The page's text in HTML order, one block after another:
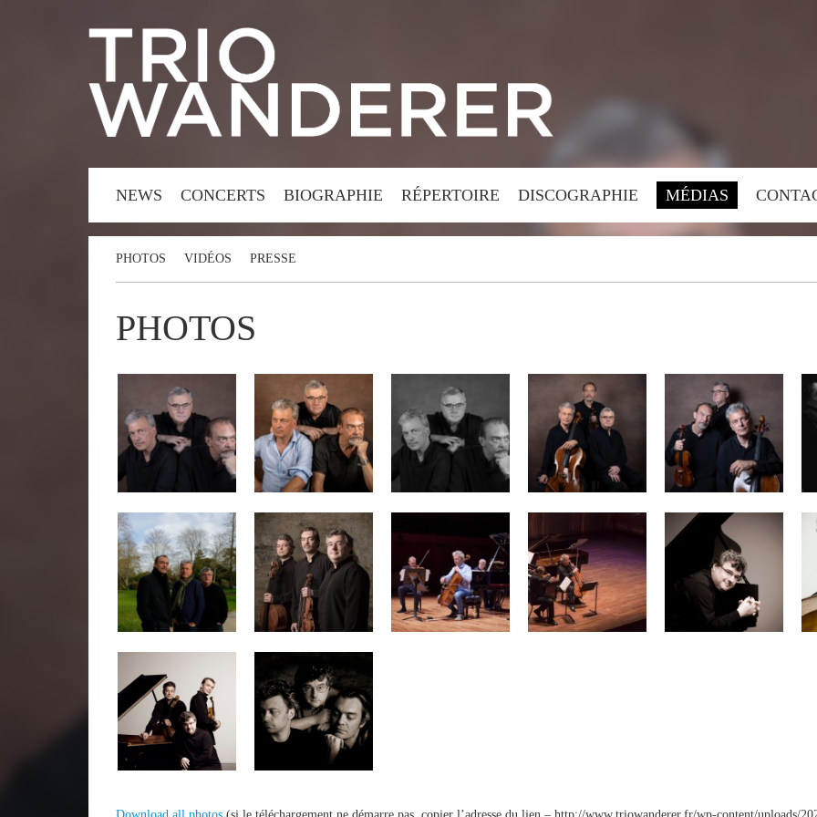
NEWS CONCERTS BIOGRAPHIE RÉPERTOIRE DISCOGRAPHIE MÉDIAS
PHOTOS VIDÉOS PRESSE
PHOTOS
Download all photos (si le téléchargement ne démarre pas, copier l’adresse du lien – http://www.triowanderer.fr/wp-content/uploads/